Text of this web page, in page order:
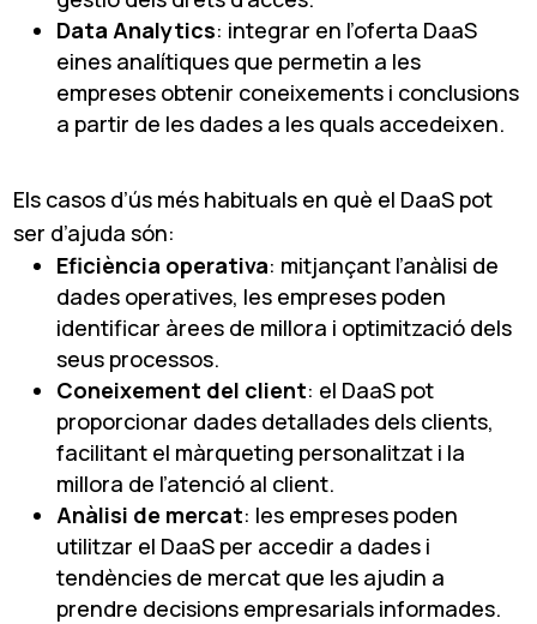
Data Analytics: integrar en l’oferta DaaS
eines analítiques que permetin a les
empreses obtenir coneixements i conclusions
a partir de les dades a les quals accedeixen.
Els casos d’ús més habituals en què el DaaS pot
ser d’ajuda són:
Eficiència operativa: mitjançant l’anàlisi de
dades operatives, les empreses poden
identificar àrees de millora i optimització dels
seus processos.
Coneixement del client: el DaaS pot
proporcionar dades detallades dels clients,
facilitant el màrqueting personalitzat i la
millora de l’atenció al client.
Anàlisi de mercat: les empreses poden
utilitzar el DaaS per accedir a dades i
tendències de mercat que les ajudin a
prendre decisions empresarials informades.